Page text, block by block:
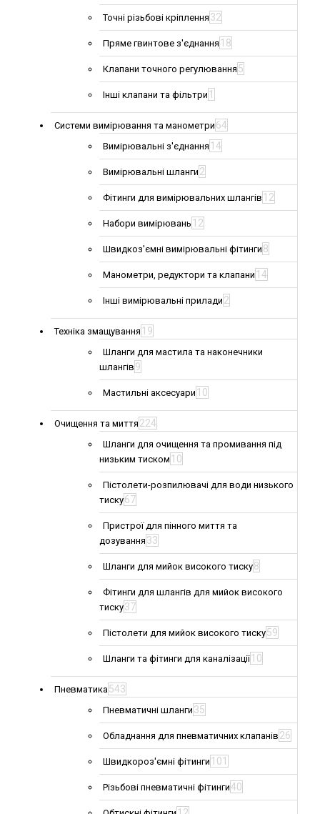
Точні різьбові кріплення 32
Пряме гвинтове з'єднання 18
Клапани точного регулювання 5
Інші клапани та фільтри 1
Системи вимірювання та манометри 64
Вимірювальні з'єднання 14
Вимірювальні шланги 2
Фітинги для вимірювальних шлангів 12
Набори вимірювань 12
Швидкоз'ємні вимірювальні фітинги 8
Манометри, редуктори та клапани 14
Інші вимірювальні прилади 2
Техніка змащування 19
Шланги для мастила та наконечники
шлангів 9
Мастильні аксесуари 10
Очищення та миття 224
Шланги для очищення та промивання під
низьким тиском 10
Пістолети-розпилювачі для води низького
тиску67
Пристрої для пінного миття та
дозування 33
Шланги для мийок високого тиску8
Фітинги для шлангів для мийок високого
тиску37
Пістолети для мийок високого тиску59
Шланги та фітинги для каналізації 10
Пневматика543
Пневматичні шланги 35
Обладнання для пневматичних клапанів 26
Швидкороз'ємні фітинги 101
Різьбові пневматичні фітинги40